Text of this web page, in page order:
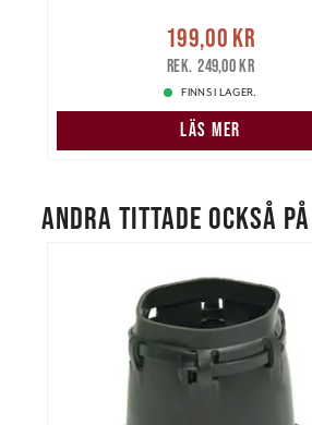
Nuvarande pris
Tidigare pris
199,00 kr
249,00 kr
FINNS I LAGER.
LÄS MER
ANDRA TITTADE OCKSÅ PÅ